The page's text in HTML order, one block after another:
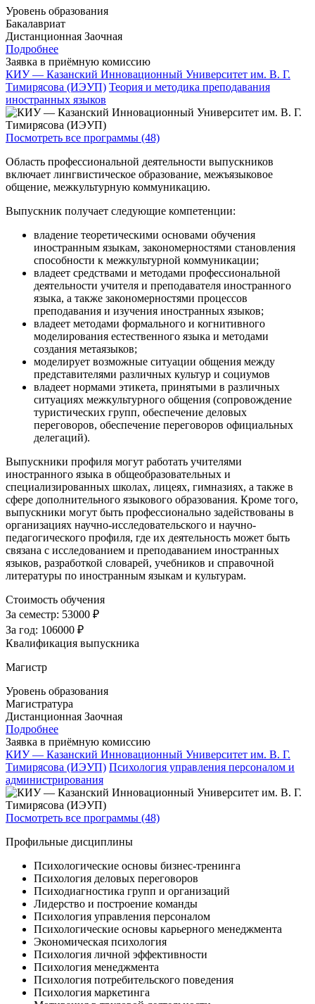
Уровень образования
Бакалавриат
Дистанционная Заочная
Подробнее
Заявка в приёмную комиссию
КИУ — Казанский Инновационный Университет им. В. Г.
Тимирясова (ИЭУП) Теория и методика преподавания
иностранных языков
Посмотреть все программы (48)
Область профессиональной деятельности выпускников
включает лингвистическое образование, межъязыковое
общение, межкультурную коммуникацию.
Выпускник получает следующие компетенции:
владение теоретическими основами обучения
иностранным языкам, закономерностями становления
способности к межкультурной коммуникации;
владеет средствами и методами профессиональной
деятельности учителя и преподавателя иностранного
языка, а также закономерностями процессов
преподавания и изучения иностранных языков;
владеет методами формального и когнитивного
моделирования естественного языка и методами
создания метаязыков;
моделирует возможные ситуации общения между
представителями различных культур и социумов
владеет нормами этикета, принятыми в различных
ситуациях межкультурного общения (сопровождение
туристических групп, обеспечение деловых
переговоров, обеспечение переговоров официальных
делегаций).
Выпускники профиля могут работать учителями
иностранного языка в общеобразовательных и
специализированных школах, лицеях, гимназиях, а также в
сфере дополнительного языкового образования. Кроме того,
выпускники могут быть профессионально задействованы в
организациях научно-исследовательского и научно-
педагогического профиля, где их деятельность может быть
связана с исследованием и преподаванием иностранных
языков, разработкой словарей, учебников и справочной
литературы по иностранным языкам и культурам.
Стоимость обучения
За семестр: 53000 ₽
За год: 106000 ₽
Квалификация выпускника
Магистр
Уровень образования
Магистратура
Дистанционная Заочная
Подробнее
Заявка в приёмную комиссию
КИУ — Казанский Инновационный Университет им. В. Г.
Тимирясова (ИЭУП) Психология управления персоналом и
администрирования
Посмотреть все программы (48)
Профильные дисциплины
Психологические основы бизнес-тренинга
Психология деловых переговоров
Психодиагностика групп и организаций
Лидерство и построение команды
Психология управления персоналом
Психологические основы карьерного менеджмента
Экономическая психология
Психология личной эффективности
Психология менеджмента
Психология потребительского поведения
Психология маркетинга